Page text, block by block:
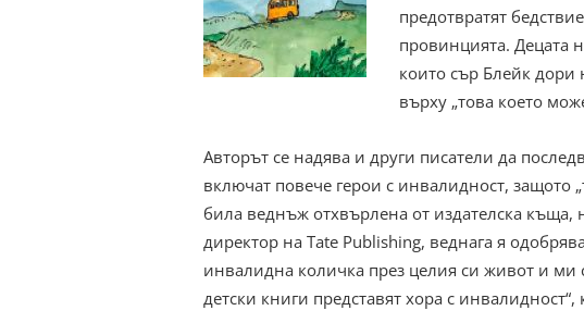
предотвратят
провинцията. Децата
които сър Блейк дори
върху „това което
Авторът се надява и други писатели да
включат повече герои с инвалидност, защото
била веднъж отхвърлена от издателска
директор на Tate Publishing, веднага я
инвалидна количка през целия си живот и ми
детски книги представят хора с инвалидност“,